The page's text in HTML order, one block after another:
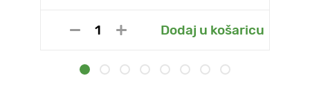
Dodaj u košaricu